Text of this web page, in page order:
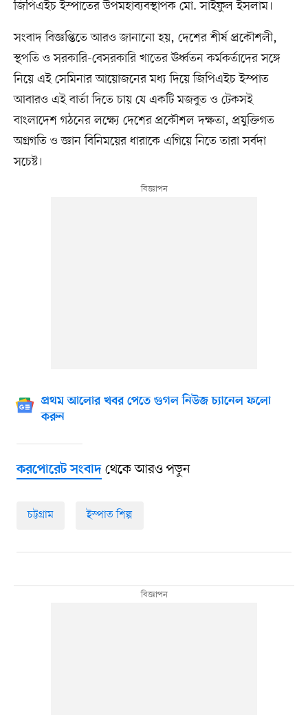
জিপিএইচ ইস্পাতের উপমহাব্যবস্থাপক মো. সাইফুল ইসলাম।
সংবাদ বিজ্ঞপ্তিতে আরও জানানো হয়, দেশের শীর্ষ প্রকৌশলী,
স্থপতি ও সরকারি-বেসরকারি খাতের ঊর্ধ্বতন কর্মকর্তাদের সঙ্গে
নিয়ে এই সেমিনার আয়োজনের মধ্য দিয়ে জিপিএইচ ইস্পাত
আবারও এই বার্তা দিতে চায় যে একটি মজবুত ও টেকসই
বাংলাদেশ গঠনের লক্ষ্যে দেশের প্রকৌশল দক্ষতা, প্রযুক্তিগত
অগ্রগতি ও জ্ঞান বিনিময়ের ধারাকে এগিয়ে নিতে তারা সর্বদা
সচেষ্ট।
প্রথম আলোর খবর পেতে গুগল নিউজ চ্যানেল ফলো
করুন
করপোরেট সংবাদথেকে আরও পড়ুন
চট্টগ্রাম ইস্পাত শিল্প